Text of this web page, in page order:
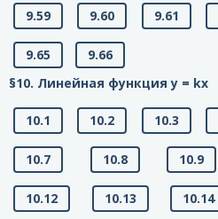
9.59 9.60 9.61
9.65
9.66
§10. Линейная функция у = kx
10.1 10.2 10.3
10.7 10.8 10.9
10.12 10.13 10.14